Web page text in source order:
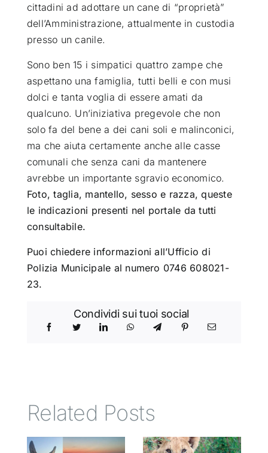
CHI SIAMO
SEMPRE CON ME
cittadini ad adottare un cane di “proprietà”
dell’Amministrazione, attualmente in custodia
presso un canile.
Sono ben 15 i simpatici quattro zampe che
aspettano una famiglia, tutti belli e con musi
dolci e tanta voglia di essere amati da
qualcuno. Un’iniziativa pregevole che non
solo fa del bene a dei cani soli e malinconici,
ma che aiuta certamente anche alle casse
comunali che senza cani da mantenere
avrebbe un importante sgravio economico.
Foto, taglia, mantello, sesso e razza, queste
le indicazioni presenti nel portale da tutti
consultabile.
Puoi chiedere informazioni all’Ufficio di
Polizia Municipale al numero 0746 608021-
23.
Condividi sui tuoi social
Related Posts